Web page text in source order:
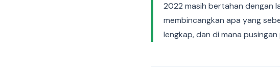
2022 masih bertahan dengan
membincangkan apa yang
lengkap, dan di mana